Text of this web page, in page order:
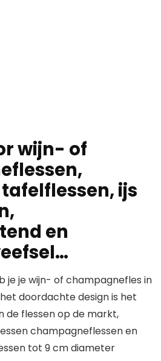
wijn- of
ijs
en
je je wijn- of champagnefles in
doordachte design is het
de flessen op de markt,
champagneflessen en
tot 9 cm diameter